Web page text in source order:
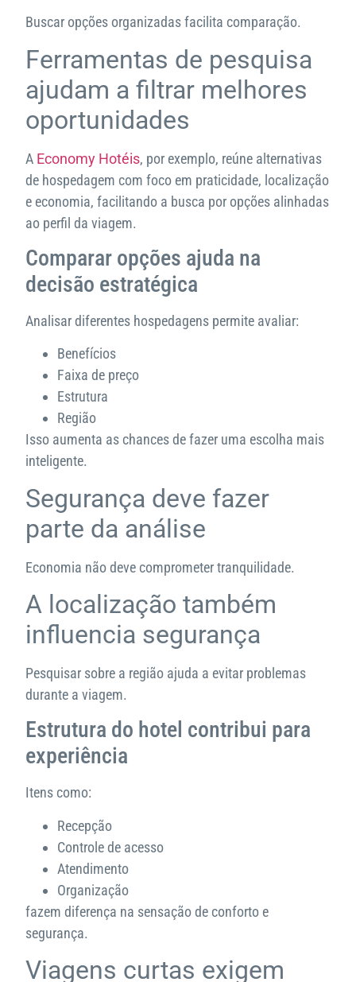
Buscar opções organizadas facilita comparação.
Ferramentas de pesquisa
ajudam a filtrar melhores
oportunidades
A Economy Hotéis, por exemplo, reúne alternativas
de hospedagem com foco em praticidade, localização
e economia, facilitando a busca por opções alinhadas
ao perfil da viagem.
Comparar opções ajuda na
decisão estratégica
Analisar diferentes hospedagens permite avaliar:
Benefícios
Faixa de preço
Estrutura
Região
Isso aumenta as chances de fazer uma escolha mais
inteligente.
Segurança deve fazer
parte da análise
Economia não deve comprometer tranquilidade.
A localização também
influencia segurança
Pesquisar sobre a região ajuda a evitar problemas
durante a viagem.
Estrutura do hotel contribui para
experiência
Itens como:
Recepção
Controle de acesso
Atendimento
Organização
fazem diferença na sensação de conforto e
segurança.
Viagens curtas exigem